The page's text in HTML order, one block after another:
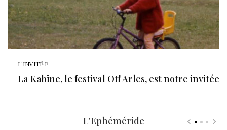
L'INVITÉ·E
La Kabine, le festival Off Arles, est notre invitée
L'Ephéméride